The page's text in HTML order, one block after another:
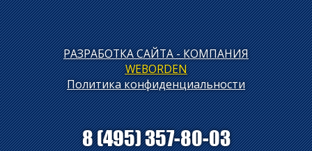
РАЗРАБОТКА САЙТА - КОМПАНИЯ
WEBORDEN
Политика конфиденциальности
8 (495) 357-80-03